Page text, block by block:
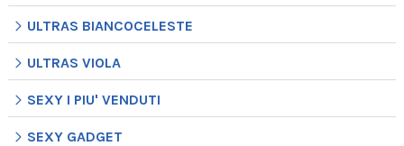
ULTRAS BIANCOCELESTE
ULTRAS VIOLA
SEXY I PIU' VENDUTI
SEXY GADGET